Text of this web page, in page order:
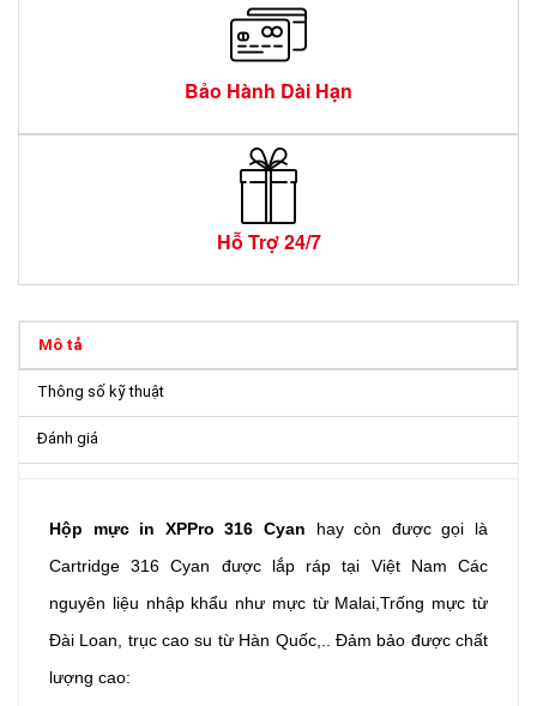
Bảo Hành Dài Hạn
Hỗ Trợ 24/7
Mô tả
Thông số kỹ thuật
Đánh giá
Hộp mực in XPPro 316 Cyan hay còn được gọi là
Cartridge 316 Cyan được lắp ráp tại Việt Nam Các
nguyên liệu nhập khẩu như mực từ Malai,Trống mực từ
Đài Loan, trục cao su từ Hàn Quốc,.. Đảm bảo được chất
lượng cao: